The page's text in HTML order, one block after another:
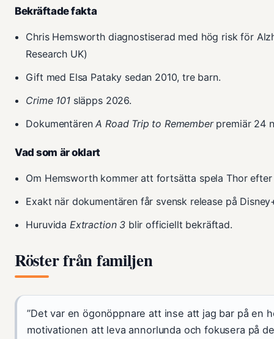
Bekräftade fakta
Chris Hemsworth diagnostiserad med hög risk för
Research UK)
Gift med Elsa Pataky sedan 2010, tre barn.
Crime 101släpps 2026.
DokumentärenA Road Trip to Rememberpremiär 24
Vad som är oklart
Om Hemsworth kommer att fortsätta spela Thor
Exakt när dokumentären får svensk release på
Huruvida Extraction 3 blir officiellt bekräftad.
Röster från familjen
”Det var en ögonöppnare att inse att jag bar på en
motivationen att leva annorlunda och fokusera på